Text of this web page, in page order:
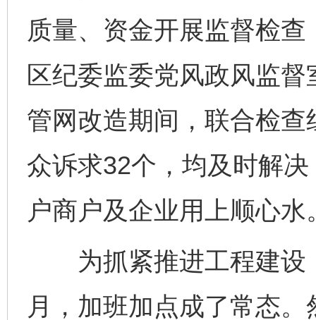
质量、资金开展监督检
区纪委监委党风政风监
管网改造期间，联合检
众诉求32个，均及时解
户商户及企业用上顺心水
为抓紧推进工程建设
月，加班加点成了常态